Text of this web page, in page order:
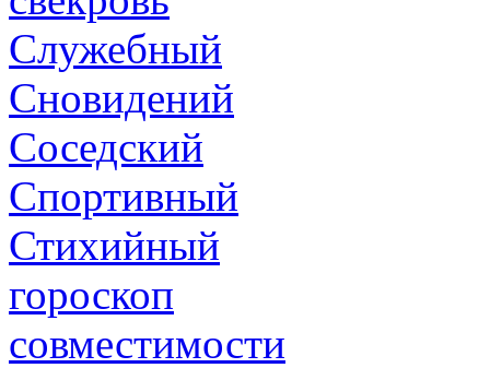
Служебный
Сновидений
Соседский
Спортивный
Стихийный
гороскоп
совместимости